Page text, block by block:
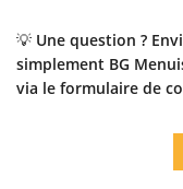
💡 Une question ?
simplement BG
via le formulaire de